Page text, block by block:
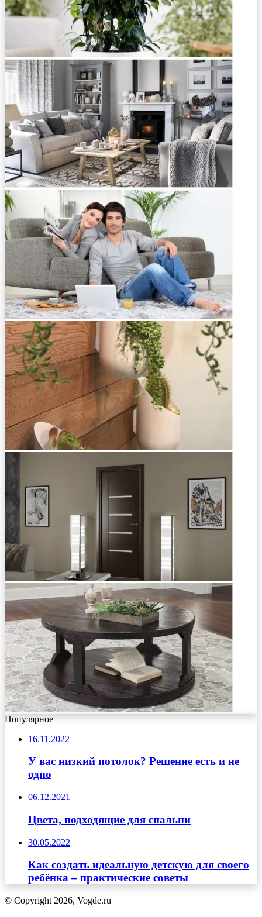
Популярное
16.11.2022
У вас низкий потолок? Решение есть и не
одно
06.12.2021
Цвета, подходящие для спальни
30.05.2022
Как создать идеальную детскую для своего
ребёнка – практические советы
© Copyright 2026, Vogde.ru